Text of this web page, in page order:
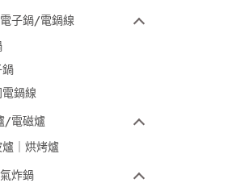
子鍋/電鍋線
鍋
鍋線
/電磁爐
｜烘烤爐
炸鍋